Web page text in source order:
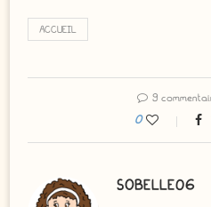
ACCUEIL
9
0
SOBELLE06